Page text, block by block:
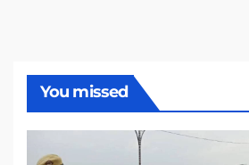
You missed